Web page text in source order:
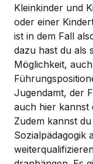
Kleinkinder und
oder einer
ist in dem Fall
dazu hast du als
Möglichkeit,
Jugendamt, der
auch hier kannst
Zudem kannst
Sozialpädagogik